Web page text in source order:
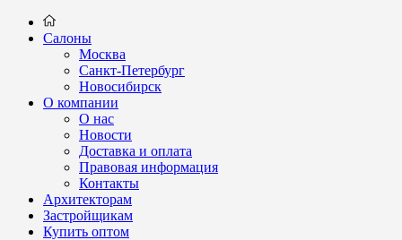
Салоны
Москва
Санкт-Петербург
Новосибирск
О компании
О нас
Новости
Доставка и оплата
Правовая информация
Контакты
Архитекторам
Застройщикам
Купить оптом